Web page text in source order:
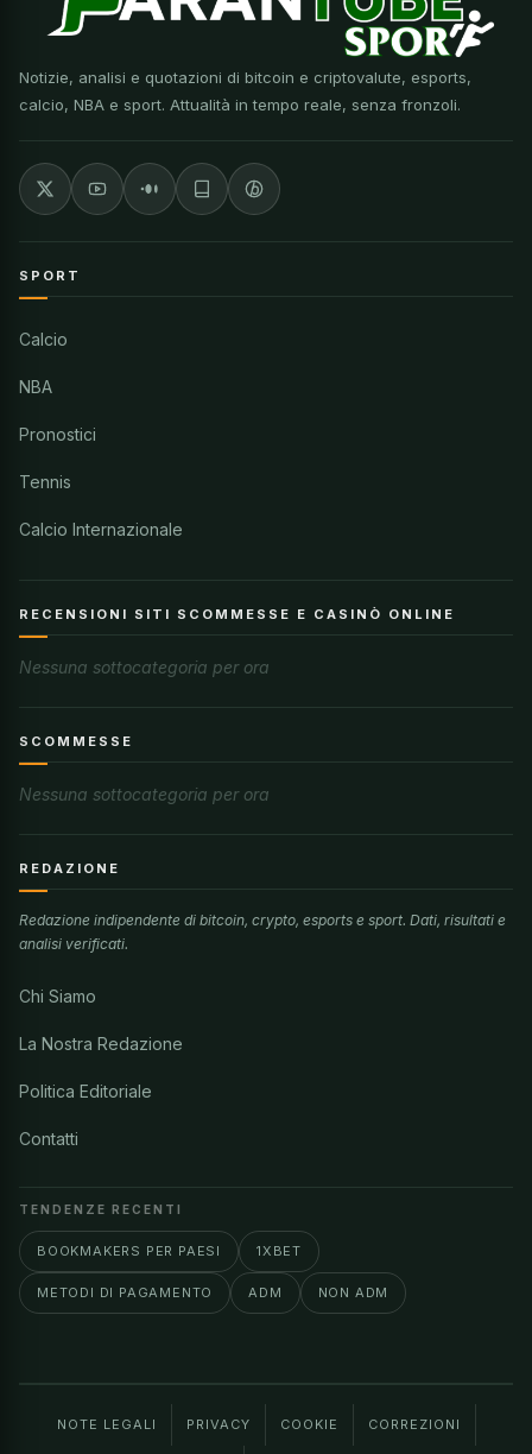
Notizie, analisi e quotazioni di bitcoin e criptovalute, esports,
calcio, NBA e sport. Attualità in tempo reale, senza fronzoli.
SPORT
Calcio
NBA
Pronostici
Tennis
Calcio Internazionale
RECENSIONI SITI SCOMMESSE E CASINÒ ONLINE
Nessuna sottocategoria per ora
SCOMMESSE
Nessuna sottocategoria per ora
REDAZIONE
Redazione indipendente di bitcoin, crypto, esports e sport. Dati, risultati e
analisi verificati.
Chi Siamo
La Nostra Redazione
Politica Editoriale
Contatti
TENDENZE RECENTI
BOOKMAKERS PER PAESI 1XBET
METODI DI PAGAMENTO ADM NON ADM
NOTE LEGALI PRIVACY COOKIE CORREZIONI